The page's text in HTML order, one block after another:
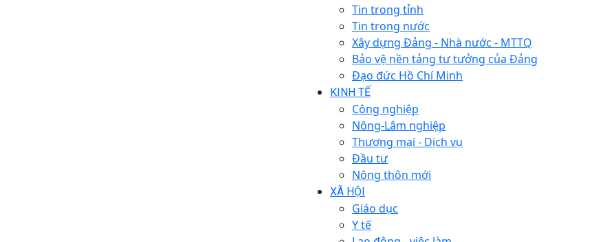
Tin trong tỉnh
Tin trong nước
Xây dựng Đảng - Nhà nước - MTTQ
Bảo vệ nền tảng tư tưởng của Đảng
Đạo đức Hồ Chí Minh
KINH TẾ
Công nghiệp
Nông-Lâm nghiệp
Thương mại - Dịch vụ
Đầu tư
Nông thôn mới
XÃ HỘI
Giáo dục
Y tế